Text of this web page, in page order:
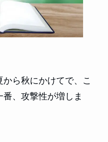
ら秋にかけてで、こ
、攻撃性が増しま